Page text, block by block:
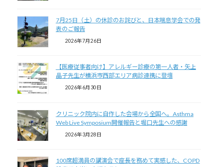
7月25日（土）の休診のお詫びと、日本喘息学会での発
表のご報告
2026年7月26日
【医療従事者向け】アレルギー診療の第一人者・矢上
晶子先生が横浜市西部エリア病診連携に登壇
2026年6月30日
クリニック院内に自作した会場から全国へ。Asthma
Web Live Symposium開催報告と堀口先生への感謝
2026年3月28日
100席超満員の講演会で座長を務めて実感した、COPD